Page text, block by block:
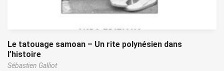
Le tatouage samoan – Un rite polynésien dans
l’histoire
Sébastien Galliot